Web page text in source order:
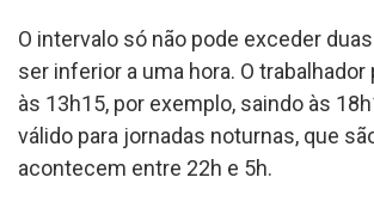
O intervalo só não pode exceder
ser inferior a uma hora. O trabalhador
às 13h15, por exemplo, saindo às
válido para jornadas noturnas, que
acontecem entre 22h e 5h.